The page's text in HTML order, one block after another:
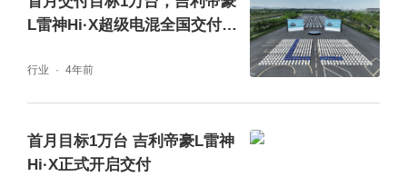
L雷神Hi·X超级电混全国交付陆
行业 4年前
首月目标1万台 吉利帝豪L雷神
Hi·X正式开启交付